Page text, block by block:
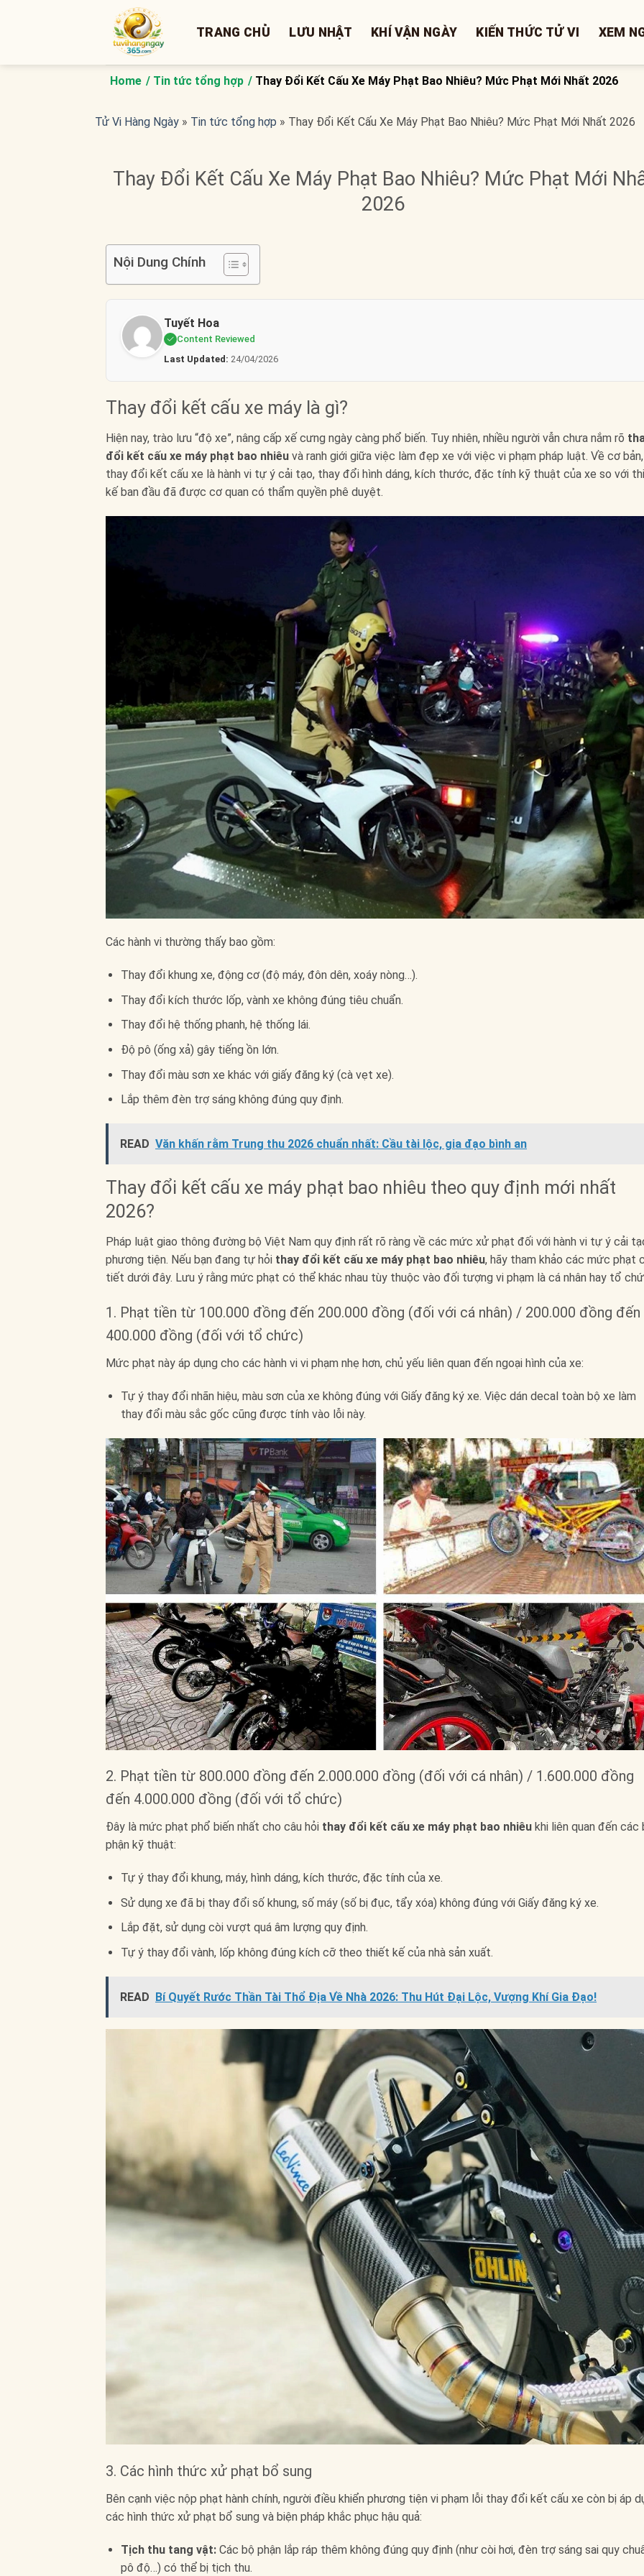
dung
TRANG CHỦ LƯU NHẬT KHÍ VẬN NGÀY KIẾN THỨC TỬ VI XEM
Home Tin tức tổng hợp Thay Đổi Kết Cấu Xe Máy Phạt Bao Nhiêu? Mức Phạt Mới Nhất 2026
Tử Vi Hàng Ngày » Tin tức tổng hợp » Thay Đổi Kết Cấu Xe Máy Phạt Bao Nhiêu? Mức Phạt Mới Nhất 2026
Thay Đổi Kết Cấu Xe Máy Phạt Bao Nhiêu? Mức Phạt Mới
2026
Nội Dung Chính
Tuyết Hoa
Content Reviewed
Last Updated: 24/04/2026
Thay đổi kết cấu xe máy là gì?
Hiện nay, trào lưu “độ xe”, nâng cấp xế cưng ngày càng phổ biến. Tuy nhiên, nhiều người vẫn chưa nắm rõ
đổi kết cấu xe máy phạt bao nhiêu và ranh giới giữa việc làm đẹp xe với việc vi phạm pháp luật. Về cơ bản,
thay đổi kết cấu xe là hành vi tự ý cải tạo, thay đổi hình dáng, kích thước, đặc tính kỹ thuật của xe so với
kế ban đầu đã được cơ quan có thẩm quyền phê duyệt.
Các hành vi thường thấy bao gồm:
Thay đổi khung xe, động cơ (độ máy, đôn dên, xoáy nòng…).
Thay đổi kích thước lốp, vành xe không đúng tiêu chuẩn.
Thay đổi hệ thống phanh, hệ thống lái.
Độ pô (ống xả) gây tiếng ồn lớn.
Thay đổi màu sơn xe khác với giấy đăng ký (cà vẹt xe).
Lắp thêm đèn trợ sáng không đúng quy định.
READ Văn khấn rằm Trung thu 2026 chuẩn nhất: Cầu tài lộc, gia đạo bình an
Thay đổi kết cấu xe máy phạt bao nhiêu theo quy định mới nhất
2026?
Pháp luật giao thông đường bộ Việt Nam quy định rất rõ ràng về các mức xử phạt đối với hành vi tự ý cải
phương tiện. Nếu bạn đang tự hỏi thay đổi kết cấu xe máy phạt bao nhiêu, hãy tham khảo các mức phạt
tiết dưới đây. Lưu ý rằng mức phạt có thể khác nhau tùy thuộc vào đối tượng vi phạm là cá nhân hay tổ
1. Phạt tiền từ 100.000 đồng đến 200.000 đồng (đối với cá nhân) / 200.000 đồng đến
400.000 đồng (đối với tổ chức)
Mức phạt này áp dụng cho các hành vi vi phạm nhẹ hơn, chủ yếu liên quan đến ngoại hình của xe:
Tự ý thay đổi nhãn hiệu, màu sơn của xe không đúng với Giấy đăng ký xe. Việc dán decal toàn bộ xe làm
thay đổi màu sắc gốc cũng được tính vào lỗi này.
2. Phạt tiền từ 800.000 đồng đến 2.000.000 đồng (đối với cá nhân) / 1.600.000 đồng
đến 4.000.000 đồng (đối với tổ chức)
Đây là mức phạt phổ biến nhất cho câu hỏi thay đổi kết cấu xe máy phạt bao nhiêu khi liên quan đến các
phận kỹ thuật:
Tự ý thay đổi khung, máy, hình dáng, kích thước, đặc tính của xe.
Sử dụng xe đã bị thay đổi số khung, số máy (số bị đục, tẩy xóa) không đúng với Giấy đăng ký xe.
Lắp đặt, sử dụng còi vượt quá âm lượng quy định.
Tự ý thay đổi vành, lốp không đúng kích cỡ theo thiết kế của nhà sản xuất.
READ Bí Quyết Rước Thần Tài Thổ Địa Về Nhà 2026: Thu Hút Đại Lộc, Vượng Khí Gia Đạo!
3. Các hình thức xử phạt bổ sung
Bên cạnh việc nộp phạt hành chính, người điều khiển phương tiện vi phạm lỗi thay đổi kết cấu xe còn bị áp
các hình thức xử phạt bổ sung và biện pháp khắc phục hậu quả:
Tịch thu tang vật:Các bộ phận lắp ráp thêm không đúng quy định (như còi hơi, đèn trợ sáng sai quy
pô độ…) có thể bị tịch thu.